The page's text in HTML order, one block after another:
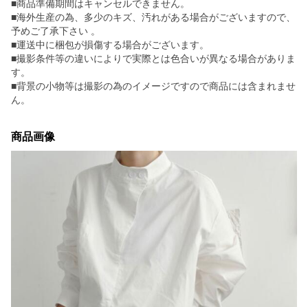
■商品準備期間はキャンセルできません。
■海外生産の為、多少のキズ、汚れがある場合がございますので、
予めご了承下さい 。
■運送中に梱包が損傷する場合がございます。
■撮影条件等の違いによりで実際とは色合いが異なる場合がありま
す。
■背景の小物等は撮影の為のイメージですので商品には含まれませ
ん。
商品画像